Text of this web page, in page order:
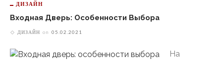
ДИЗАЙН
Входная Дверь: Особенности Выбора
ДИЗАЙН on 05.02.2021
На